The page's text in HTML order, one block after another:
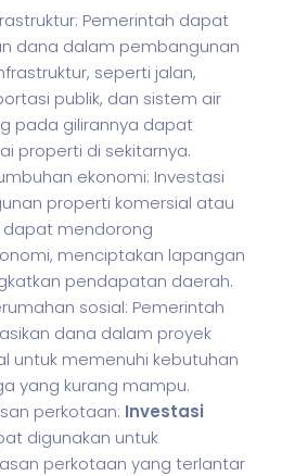
Pemerintah dapat
dana dalam pembangunan
seperti jalan,
publik, dan sistem air
pada gilirannya dapat
properti di sekitarnya.
ekonomi: Investasi
properti komersial atau
dapat mendorong
menciptakan lapangan
pendapatan daerah.
sosial: Pemerintah
dana dalam proyek
untuk memenuhi kebutuhan
yang kurang mampu.
perkotaan: Investasi
digunakan untuk
perkotaan yang terlantar